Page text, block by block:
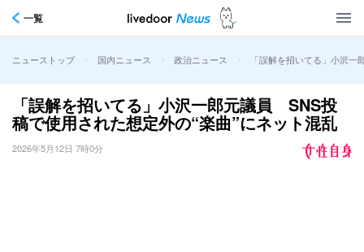
一覧
ニューストップ > 国内ニュース > 政治ニュース > 「誤解を招いてる」小沢
「誤解を招いてる」小沢一郎元議員 SNS投
稿で使用された想定外の“楽曲”にネット混乱
2026年5月12日 7時0分